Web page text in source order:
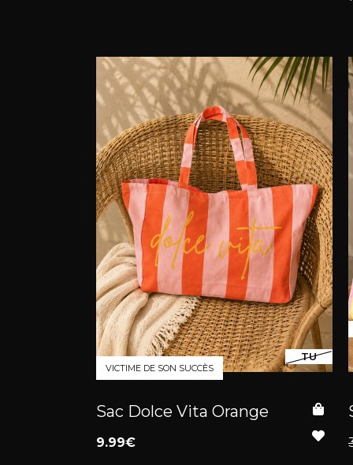
VICTIME DE SON SUCCÈS
TU
Sac Dolce Vita Orange
9.99€